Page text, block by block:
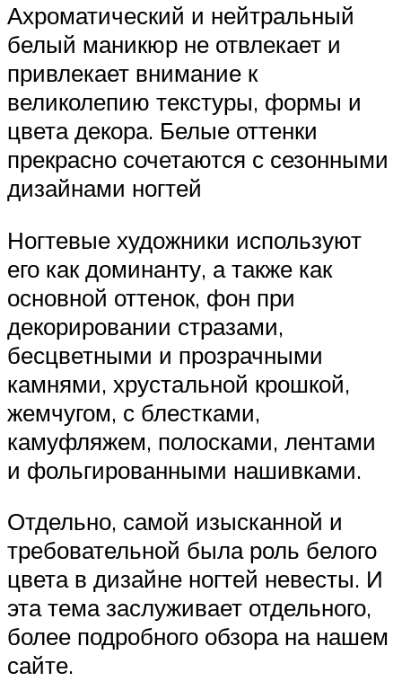
Ахроматический и нейтральный
белый маникюр не отвлекает и
привлекает внимание к
великолепию текстуры, формы и
цвета декора. Белые оттенки
прекрасно сочетаются с сезонными
дизайнами ногтей
Ногтевые художники используют
его как доминанту, а также как
основной оттенок, фон при
декорировании стразами,
бесцветными и прозрачными
камнями, хрустальной крошкой,
жемчугом, с блестками,
камуфляжем, полосками, лентами
и фольгированными нашивками.
Отдельно, самой изысканной и
требовательной была роль белого
цвета в дизайне ногтей невесты. И
эта тема заслуживает отдельного,
более подробного обзора на нашем
сайте.